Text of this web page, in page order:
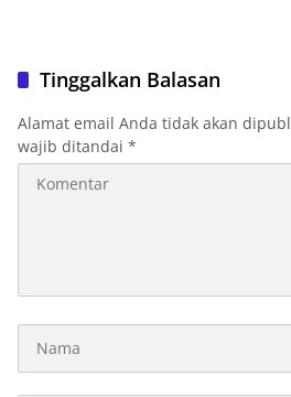
Tinggalkan Balasan
Alamat email Anda tidak akan
wajib ditandai *